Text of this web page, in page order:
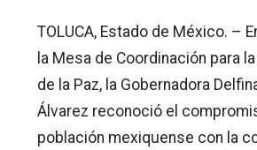
TOLUCA, Estado de México. –
la Mesa de Coordinación para
de la Paz, la Gobernadora
Álvarez reconoció el
población mexiquense con la